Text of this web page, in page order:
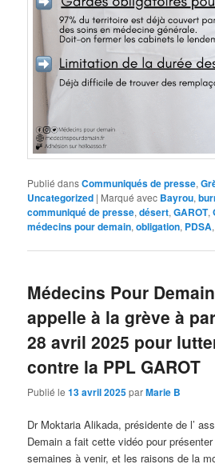
Publié dansCommuniqués de presse,
Uncategorized | Marqué avec Bayrou,
communiqué de presse,désert,GAROT,
médecins pour demain,obligation, PDSA
Médecins Pour Demain
appelle à la grève à
28 avril 2025 pour
contre la PPL GAROT
Publié le13 avril 2025parMarie B
Dr Moktaria Alikada, présidente de l’
Demain a fait cette vidéo pour
semaines à venir, et les raisons de la